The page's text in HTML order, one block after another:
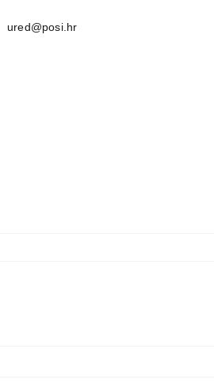
ured@posi.hr